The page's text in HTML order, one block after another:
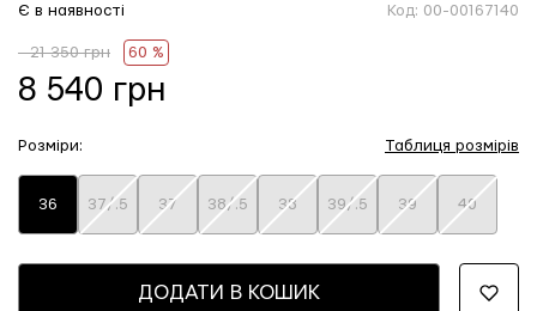
Є в наявності Код: 00-00167140
- 21 350 грн 60 %
8 540 грн
Розміри:
36 37/.5 37 38/.5 38 39/.5 39 40
Таблиця розмірів
ДОДАТИ В КОШИК